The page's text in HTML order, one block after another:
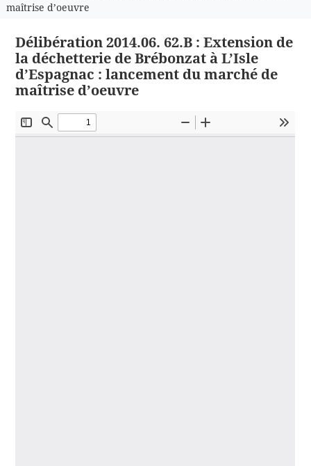
maîtrise d’oeuvre
Délibération 2014.06. 62.B : Extension de
la déchetterie de Brébonzat à L’Isle
d’Espagnac : lancement du marché de
maîtrise d’oeuvre